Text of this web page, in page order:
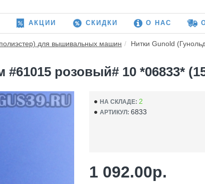
АКЦИИ СКИДКИ О НАС
для вышивальных машин Нитки Gunold
розовый# 10 *06833*
НА СКЛАДЕ: 2
АРТИКУЛ: 6833
1 092.00р.